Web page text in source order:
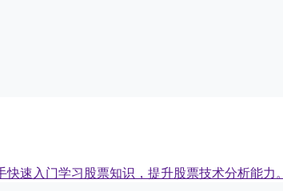
速入门学习股票知识，提升股票技术分析能力。